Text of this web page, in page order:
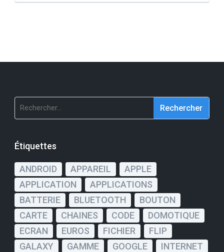
Rechercher :
Étiquettes
ANDROID APPAREIL
APPLE
APPLICATION
APPLICATIONS
BATTERIE
BLUETOOTH
BOUTON
CARTE
CHAINES CODE
DOMOTIQUE
ECRAN
EUROS FICHIER
FLIP
GALAXY
GAMME GOOGLE
INTERNET